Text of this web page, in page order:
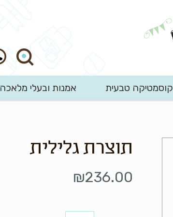
קוסמטיקה טבעית אמנות ובעלי מלאכה
תוצרת גלילית
₪236.00